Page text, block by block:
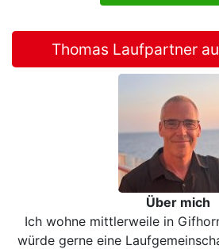
Thomas Laufpartner
Über mich
Ich wohne mittlerweile in
würde gerne eine